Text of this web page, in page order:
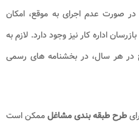
در صورت عدم اجرای به ‌موقع، امکان
اداره کار نیز وجود دارد. لازم به
در هر سال، در بخشنامه ‌های رسمی
طرح طبقه بندی مشاغلممکن است